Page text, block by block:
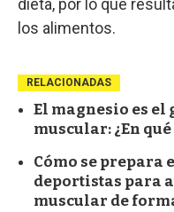
dieta, por lo que
los alimentos.
RELACIONADAS
El magnesio es el
muscular: ¿En
Cómo se prepara
deportistas para
muscular de